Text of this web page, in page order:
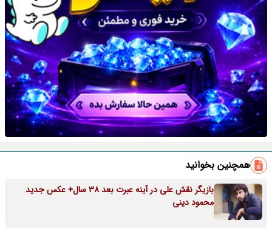
همچنین بخوانید
بازیگر نقش علی در آینه عبرت بعد 38 سال+ عکس جدید
محمود دینی